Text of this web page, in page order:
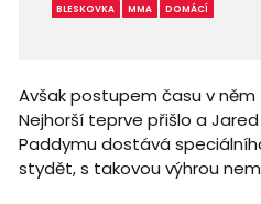
BLESKOVKA MMA DOMÁCÍ
Avšak postupem času v
Nejhorší teprve přišlo a
Paddymu dostává
stydět, s takovou výhrou